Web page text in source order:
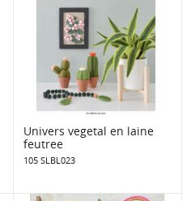
Univers vegetal en laine
feutree
105 SLBL023